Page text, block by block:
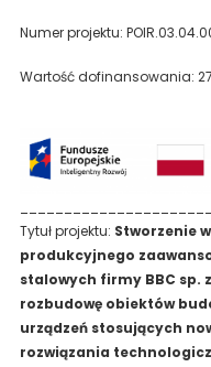
Numer projektu:
Wartość dofinansowania:
Tytuł projektu: Stworzenie
produkcyjnego
stalowych firmy BBC sp.
rozbudowę obiektów
urządzeń stosujących
rozwiązania